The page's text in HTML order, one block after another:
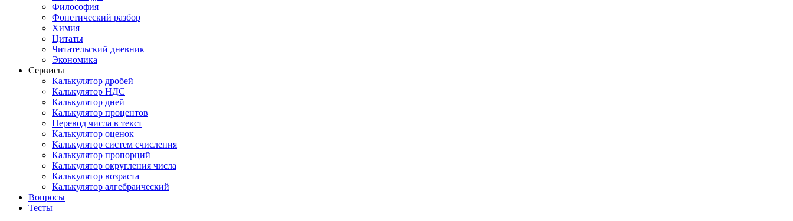
Философия
Фонетический разбор
Химия
Цитаты
Читательский дневник
Экономика
Сервисы
Калькулятор дробей
Калькулятор НДС
Калькулятор дней
Калькулятор процентов
Перевод числа в текст
Калькулятор оценок
Калькулятор систем счисления
Калькулятор пропорций
Калькулятор округления числа
Калькулятор возраста
Калькулятор алгебраический
Вопросы
Тесты